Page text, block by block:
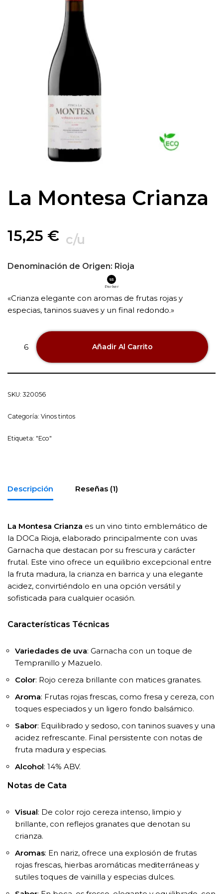
La Montesa Crianza
15,25 € c/u
Denominación de Origen: Rioja
93
Parker
«Crianza elegante con aromas de frutas rojas y
especias, taninos suaves y un final redondo.»
Añadir Al Carrito
SKU: 320056
Categoría: Vinos tintos
Etiqueta: "Eco"
Descripción Reseñas (1)
La Montesa Crianza es un vino tinto emblemático de
la DOCa Rioja, elaborado principalmente con uvas
Garnacha que destacan por su frescura y carácter
frutal. Este vino ofrece un equilibrio excepcional entre
la fruta madura, la crianza en barrica y una elegante
acidez, convirtiéndolo en una opción versátil y
sofisticada para cualquier ocasión.
Características Técnicas
Variedades de uva: Garnacha con un toque de
Tempranillo y Mazuelo.
Color: Rojo cereza brillante con matices granates.
Aroma: Frutas rojas frescas, como fresa y cereza, con
toques especiados y un ligero fondo balsámico.
Sabor: Equilibrado y sedoso, con taninos suaves y una
acidez refrescante. Final persistente con notas de
fruta madura y especias.
Alcohol: 14% ABV.
Notas de Cata
Visual: De color rojo cereza intenso, limpio y
brillante, con reflejos granates que denotan su
crianza.
Aromas: En nariz, ofrece una explosión de frutas
rojas frescas, hierbas aromáticas mediterráneas y
sutiles toques de vainilla y especias dulces.